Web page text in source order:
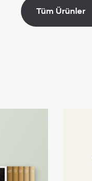
İncele
Tüm Ürünler